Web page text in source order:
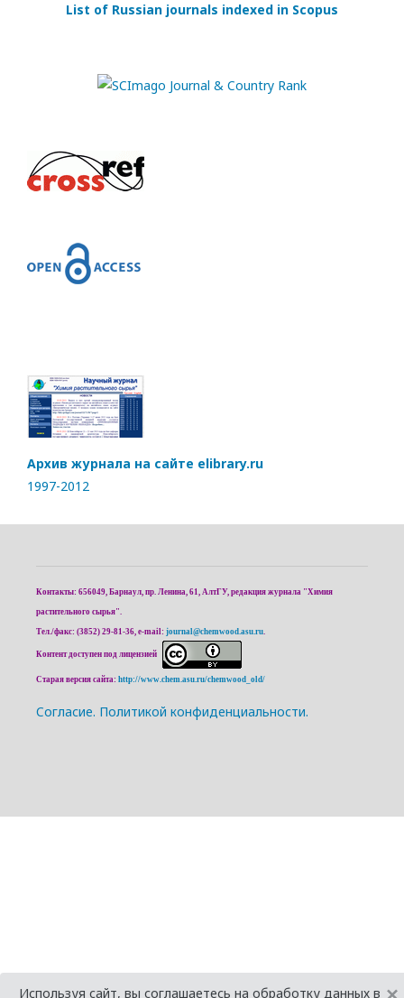
List of Russian journals indexed in Scopus
Архив журнала на сайте elibrary.ru
1997-2012
Контакты: 656049, Барнаул, пр. Ленина, 61, АлтГУ, редакция журнала "Химия
растительного сырья".
Тел./факс: (3852) 29-81-36, e-mail: journal@chemwood.asu.ru.
Контент доступен под лицензией
Старая версия сайта: http://www.chem.asu.ru/chemwood_old/
Cогласие. Политикой конфиденциальности.
Используя сайт, вы соглашаетесь на обработку данных в